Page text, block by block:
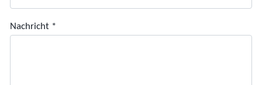
Nachricht *